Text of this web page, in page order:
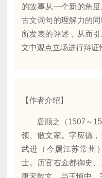
的故事从一个新的角
古文词句的理解力的
所发表的评述，从而
文中观点立场进行辩证
【作者介绍】
唐顺之（1507～
领、散文家。字应德
武进（今属江苏常州
士。历官右佥都御史
唐宋散文，与王慎中